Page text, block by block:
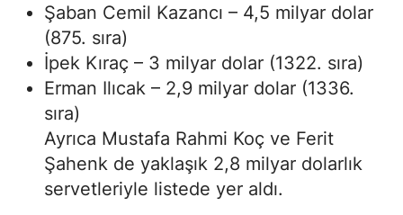
Şaban Cemil Kazancı – 4,5 milyar dolar
(875. sıra)
İpek Kıraç – 3 milyar dolar (1322. sıra)
Erman Ilıcak – 2,9 milyar dolar (1336.
sıra)
Ayrıca Mustafa Rahmi Koç ve Ferit
Şahenk de yaklaşık 2,8 milyar dolarlık
servetleriyle listede yer aldı.